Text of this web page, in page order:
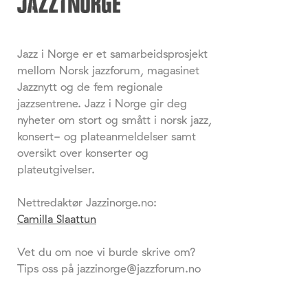
Jazz i Norge er et samarbeidsprosjekt
mellom Norsk jazzforum, magasinet
Jazznytt og de fem regionale
jazzsentrene. Jazz i Norge gir deg
nyheter om stort og smått i norsk jazz,
konsert- og plateanmeldelser samt
oversikt over konserter og
plateutgivelser.
Nettredaktør Jazzinorge.no:
Camilla Slaattun
Vet du om noe vi burde skrive om?
Tips oss på jazzinorge@jazzforum.no